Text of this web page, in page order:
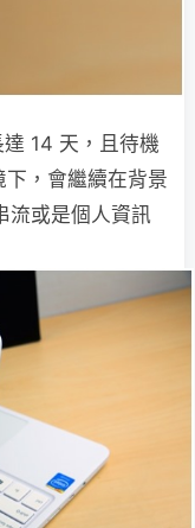
14 天，且待機
，會繼續在背景
流或是個人資訊